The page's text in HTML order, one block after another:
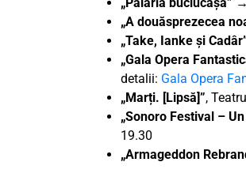
„A douăsprezecea
„Take, Ianke şi
„Gala Opera
detalii: Gala Opera
„Marți. [Lipsă]”,
„Sonoro Festival –
19.30
„Armageddon